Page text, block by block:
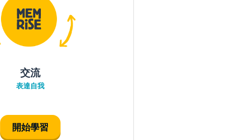
交流
表達自我
開始學習